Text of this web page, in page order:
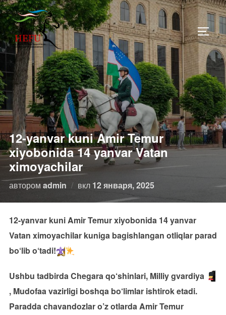
Перейти
к
содержимому
12-yanvar kuni Amir Temur
xiyobonida 14 yanvar Vatan
ximoyachilar
автором admin вкл Опубликовано
12 января, 2025
12-yanvar kuni Amir Temur xiyobonida 14 yanvar
Vatan ximoyachilar kuniga bagishlangan otliqlar parad
bo‘lib o‘tadi!
Ushbu tadbirda Chegara qo‘shinlari, Milliy gvardiya
, Mudofaa vazirligi boshqa bo‘limlar ishtirok etadi.
Paradda chavandozlar o’z otlarda Amir Temur